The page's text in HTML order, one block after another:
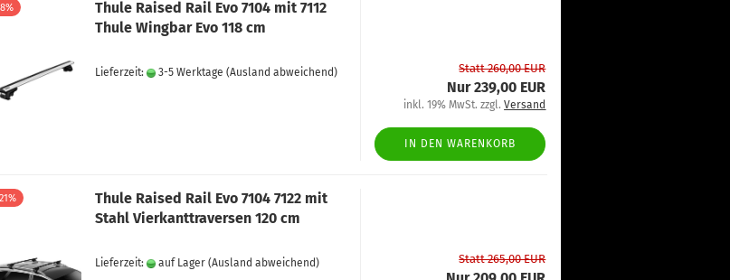
mit
60.. für 7106
mit
mit
Thule Raised Rail Evo 7104 mit 7112
Thule Wingbar Evo 118 cm
Lieferzeit: 3-5 Werktage (Ausland abweichend) Statt 260,00 EUR
Nur 239,00 EUR
inkl. 19% MwSt. zzgl.Versand
IN DEN WARENKORB
Thule Raised Rail Evo 7104 7122 mit
Stahl Vierkanttraversen 120 cm
Lieferzeit: auf Lager (Ausland abweichend) Statt 265,00 EUR